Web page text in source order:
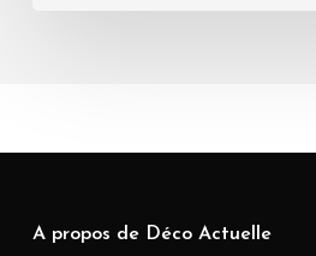
A propos de Déco Actuelle